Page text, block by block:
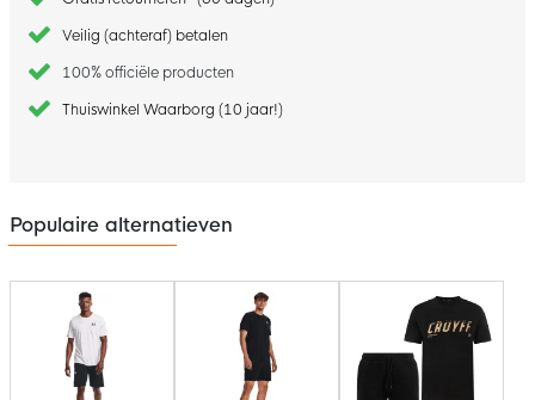
Veilig (achteraf) betalen
100% officiële producten
Thuiswinkel Waarborg (10 jaar!)
Populaire alternatieven